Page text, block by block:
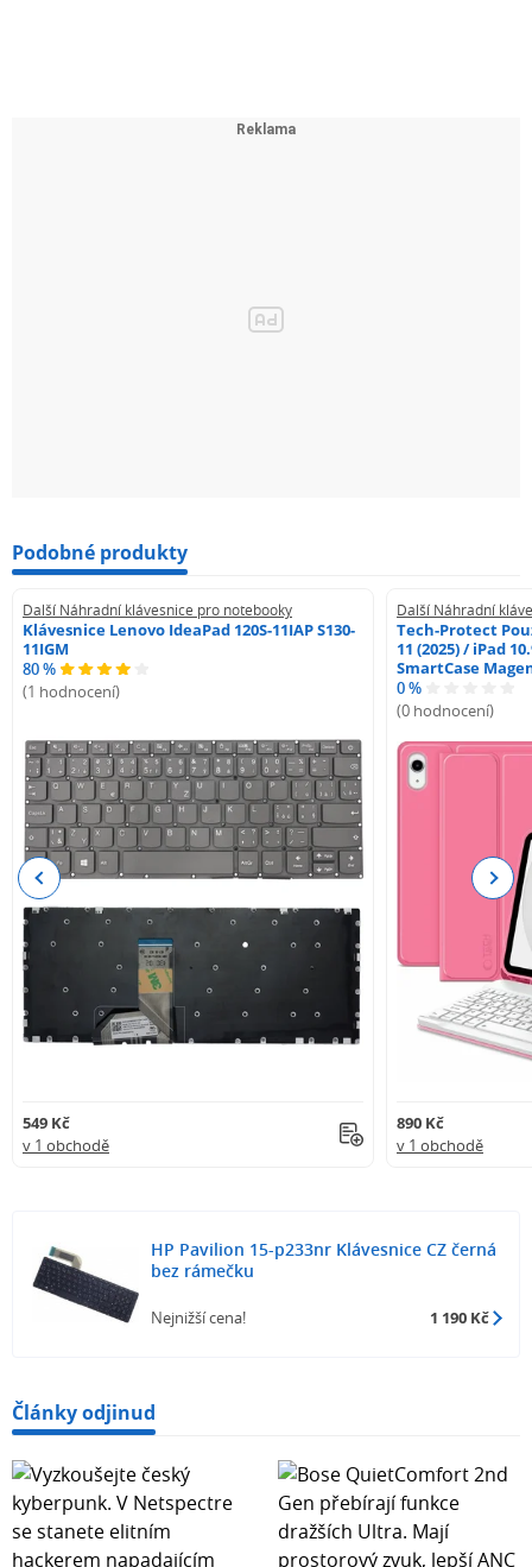
Podobné produkty
Další Náhradní klávesnice pro notebooky
Klávesnice Lenovo IdeaPad 120S-11IAP S130-
11IGM
80 %
(1 hodnocení)
549 Kč
v 1 obchodě
Další Náhradní
Tech-Protect
11 (2025) / iPad
SmartCase
0 %
(0 hodnocení)
890 Kč
v 1 obchodě
Previous Next
HP Pavilion 15-p233nr Klávesnice CZ černá
bez rámečku
Nejnižší cena! 1 190 Kč
Články odjinud